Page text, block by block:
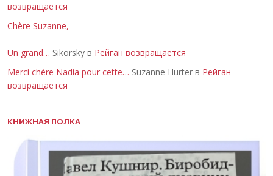
возвращается
Chère Suzanne,
Un grand… Sikorsky в Рейган возвращается
Merci chère Nadia pour cette… Suzanne Hurter в Рейган
возвращается
КНИЖНАЯ ПОЛКА